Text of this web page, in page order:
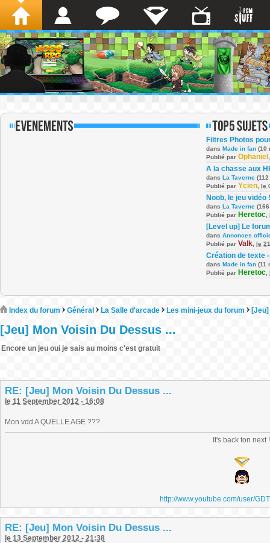
Filtres Photos
dans Made in fan (10
Publié par Ophaniel
A la chasse aux
dans La Taverne
Publié par Ycien le
Noob, le jeu vidéo !
dans La Taverne
Publié par Heretoc
[Level up] Le
dans Annonces
Publié par Valk le
Création de texte
dans Made in fan (11
Publié par Heretoc
Index du forum Général La Salle d'arcade Les mini-jeux du forum
[Jeu] Mon Voisin Du Dessus ...
Encore un jeu oui je sais au moins c'est gratuit
RE: [Jeu] Mon Voisin Du Dessus ...
le 11 September 2012 - 16:08
Mon vdd A QUELLE AGE ???
It's back ton next !
http://www.youtube.com/user/
RE: [Jeu] Mon Voisin Du Dessus ...
le 13 September 2012 - 21:38